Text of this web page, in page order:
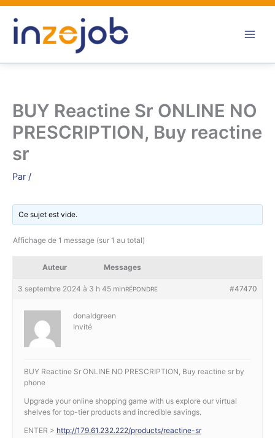
Aller
contenu
BUY Reactine Sr ONLINE NO
PRESCRIPTION, Buy reactine
sr
Par /
Ce sujet est vide.
Affichage de 1 message (sur 1 au total)
Auteur Messages
3 septembre 2024 à 3 h 45 min #47470
RÉPONDRE
donaldgreen
Invité
BUY Reactine Sr ONLINE NO PRESCRIPTION, Buy reactine sr by
phone
Upgrade your online shopping game with us explore our virtual
shelves for top-tier products and incredible savings.
ENTER > http://179.61.232.222/products/reactine-sr